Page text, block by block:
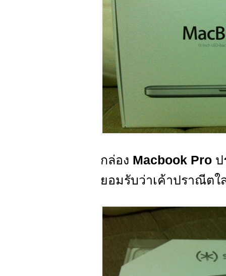
กล่อง Macbook Pro
ยอมรับว่าเค้าปราณีตใ